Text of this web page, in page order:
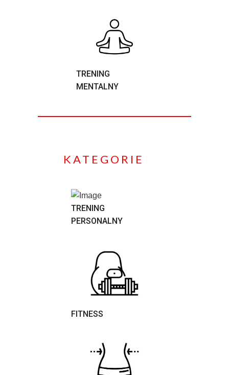
TRENING
MENTALNY
KATEGORIE
TRENING
PERSONALNY
FITNESS